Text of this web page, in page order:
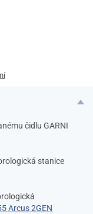
čidlu GARNI
stanice
Arcus 2GEN